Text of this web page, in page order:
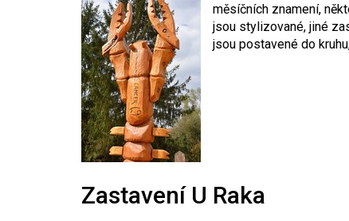
měsíčních znamení,
jsou stylizované, jiné
jsou postavené do
Zastavení U Raka